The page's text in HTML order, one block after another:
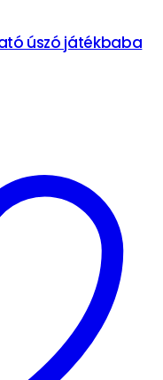
úszó játékbaba